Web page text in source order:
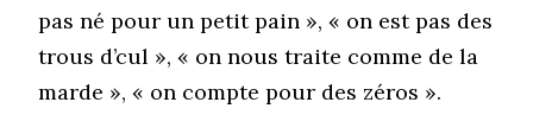
pas né pour un petit pain », « on est pas des
trous d’cul », « on nous traite comme de la
marde », « on compte pour des zéros ».